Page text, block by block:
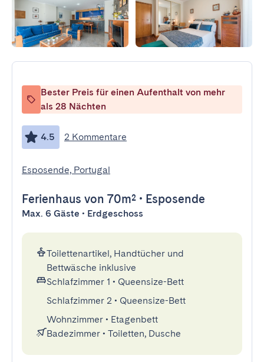
Bester Preis für einen Aufenthalt von mehr
als 28 Nächten
4.5 2 Kommentare
Esposende, Portugal
Ferienhaus von 70m² • Esposende
Max. 6 Gäste • Erdgeschoss
Toilettenartikel, Handtücher und
Bettwäsche inklusive
Schlafzimmer 1 • Queensize-Bett
Schlafzimmer 2 • Queensize-Bett
Wohnzimmer • Etagenbett
Badezimmer • Toiletten, Dusche